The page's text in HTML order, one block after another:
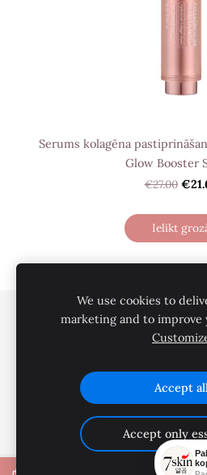
Serums kolagēna
Glow Booster
€27.00
Ielikt
Privātuma politika
Par mums
We use cookies to
marketing and to improve
Accept
Accept only